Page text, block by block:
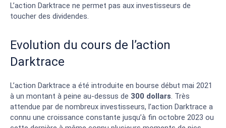
L’action Darktrace ne permet pas aux investisseurs de
toucher des dividendes.
Evolution du cours de l’action
Darktrace
L’action Darktrace a été introduite en bourse début mai 2021
à un montant à peine au-dessus de 300 dollars. Très
attendue par de nombreux investisseurs, l’action Darktrace a
connu une croissance constante jusqu’à fin octobre 2023 ou